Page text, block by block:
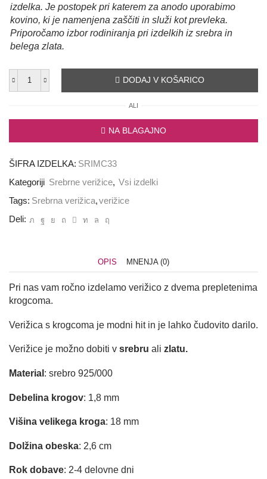
izdelka. Je postopek pri katerem za anodo uporabimo
kovino, ki je namenjena zaščiti in služi kot prevleka.
Priporočamo izbor rodiniranja pri izdelkih iz srebra in
belega zlata.
Verižica
DODAJ V KOŠARICO
ALI
NA BLAGAJNO
ŠIFRA IZDELKA: SRIMC33
Kategoriji Srebrne verižice, Vsi izdelki
Tags: Srebrna verižica,verižice
Deli:
OPIS MNENJA (0)
Pri nas vam ročno izdelamo verižico z dvema prepletenima
krogcoma.
Verižica s krogcoma je modni hit in je lahko čudovito darilo.
Verižice je možno dobiti v srebru ali zlatu.
Material : srebro 925/000
Debelina krogov: 1,8 mm
Višina velikega kroga: 18 mm
Dolžina obeska: 2,6 cm
Rok dobave: 2-4 delovne dni